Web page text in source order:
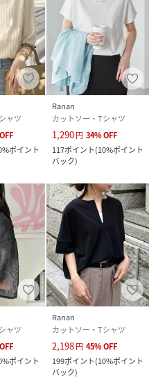
受ける事ができます。
緒にお願いいたします。
ル100%
ット使用）
RK5002)
ャツ
OFF
ポイント
Ranan
カットソー・Tシャツ
1,290円 34%OFF
117ポイント(10%ポイント
バック)
ャツ
OFF
ポイント
Ranan
カットソー・Tシャツ
2,198円 45%OFF
199ポイント(10%ポイント
バック)